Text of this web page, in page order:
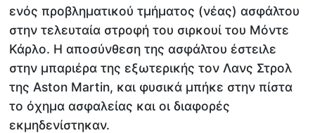
ενός προβληματικού τμήματος (νέας) ασφάλτου
στην τελευταία στροφή του σιρκουί του Μόντε
Κάρλο. Η αποσύνθεση της ασφάλτου έστειλε
στην μπαριέρα της εξωτερικής τον Λανς Στρολ
της Aston Martin, και φυσικά μπήκε στην πίστα
το όχημα ασφαλείας και οι διαφορές
εκμηδενίστηκαν.